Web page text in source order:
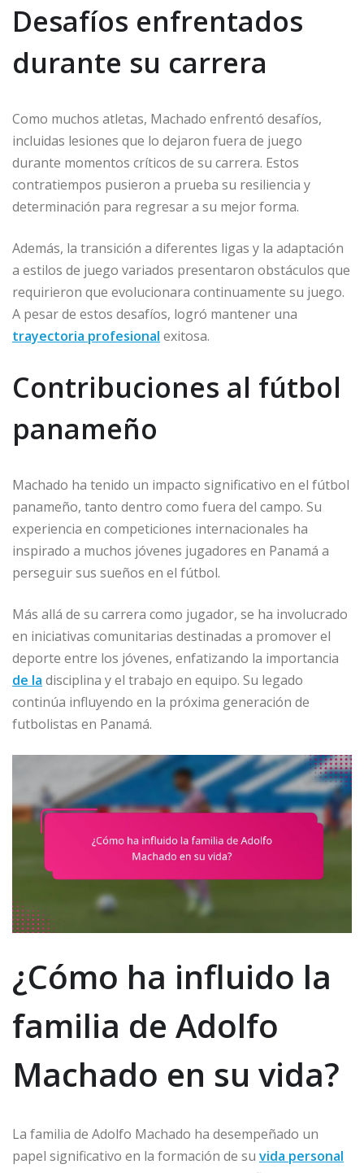
Desafíos enfrentados
durante su carrera
Como muchos atletas, Machado enfrentó desafíos,
incluidas lesiones que lo dejaron fuera de juego
durante momentos críticos de su carrera. Estos
contratiempos pusieron a prueba su resiliencia y
determinación para regresar a su mejor forma.
Además, la transición a diferentes ligas y la adaptación
a estilos de juego variados presentaron obstáculos que
requirieron que evolucionara continuamente su juego.
A pesar de estos desafíos, logró mantener una
trayectoria profesional exitosa.
Contribuciones al fútbol
panameño
Machado ha tenido un impacto significativo en el fútbol
panameño, tanto dentro como fuera del campo. Su
experiencia en competiciones internacionales ha
inspirado a muchos jóvenes jugadores en Panamá a
perseguir sus sueños en el fútbol.
Más allá de su carrera como jugador, se ha involucrado
en iniciativas comunitarias destinadas a promover el
deporte entre los jóvenes, enfatizando la importancia
de la disciplina y el trabajo en equipo. Su legado
continúa influyendo en la próxima generación de
futbolistas en Panamá.
¿Cómo ha influido la
familia de Adolfo
Machado en su vida?
La familia de Adolfo Machado ha desempeñado un
papel significativo en la formación de su vida personal